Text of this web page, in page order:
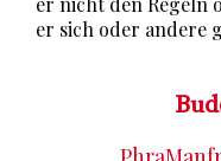
er sich oder andere